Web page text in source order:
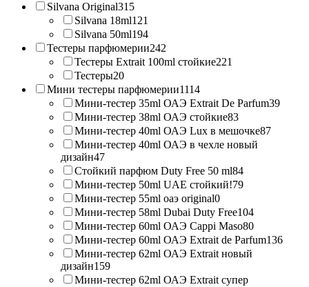
Silvana Original315
Silvana 18ml121
Silvana 50ml194
Тестеры парфюмерии242
Тестеры Extrait 100ml стойкие221
Тестеры20
Мини тестеры парфюмерии1114
Мини-тестер 35ml ОАЭ Extrait De Parfum39
Мини-тестер 38ml ОАЭ стойкие83
Мини-тестер 40ml ОАЭ Lux в мешочке87
Мини-тестер 40ml ОАЭ в чехле новый
дизайн47
Стойкий парфюм Duty Free 50 ml84
Мини-тестер 50ml UAE стойкий!79
Мини-тестер 55ml оаэ original0
Мини-тестер 58ml Dubai Duty Free104
Мини-тестер 60ml ОАЭ Cappi Maso80
Мини-тестер 60ml ОАЭ Extrait de Parfum136
Мини-тестер 62ml ОАЭ Extrait новый
дизайн159
Мини-тестер 62ml ОАЭ Extrait супер